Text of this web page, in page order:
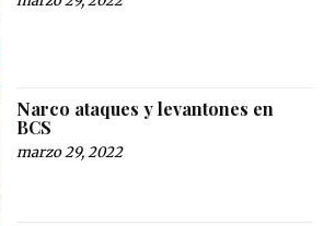
Narco ataques y levantones en
BCS
marzo 29, 2022